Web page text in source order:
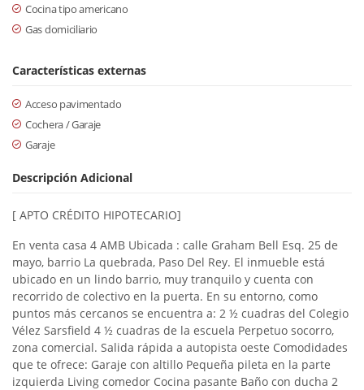
Cocina tipo americano
Gas domiciliario
Características externas
Acceso pavimentado
Cochera / Garaje
Garaje
Descripción Adicional
[ APTO CRÉDITO HIPOTECARIO]
En venta casa 4 AMB Ubicada : calle Graham Bell Esq. 25 de
mayo, barrio La quebrada, Paso Del Rey. El inmueble está
ubicado en un lindo barrio, muy tranquilo y cuenta con
recorrido de colectivo en la puerta. En su entorno, como
puntos más cercanos se encuentra a: 2 ½ cuadras del Colegio
Vélez Sarsfield 4 ½ cuadras de la escuela Perpetuo socorro,
zona comercial. Salida rápida a autopista oeste Comodidades
que te ofrece: Garaje con altillo Pequeña pileta en la parte
izquierda Living comedor Cocina pasante Baño con ducha 2